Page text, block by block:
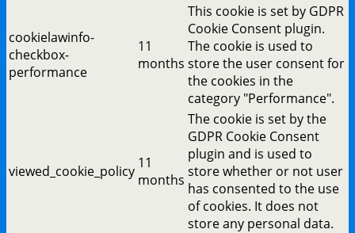
cookielawinfo-
checkbox-
performance
11
months
This cookie is set by GDPR
Cookie Consent plugin.
The cookie is used to
store the user consent for
the cookies in the
category "Performance".
viewed_cookie_policy 11
months
The cookie is set by the
GDPR Cookie Consent
plugin and is used to
store whether or not user
has consented to the use
of cookies. It does not
store any personal data.